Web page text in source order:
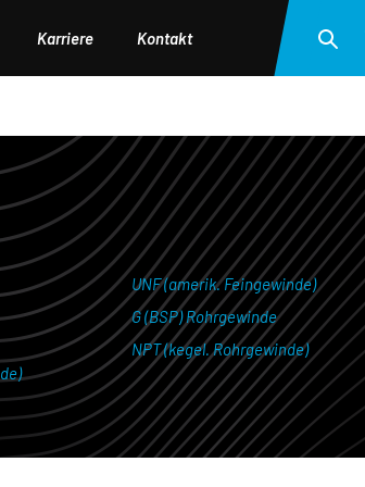
Karriere Kontakt
UNF (amerik. Feingewinde)
G (BSP) Rohrgewinde
NPT (kegel. Rohrgewinde)